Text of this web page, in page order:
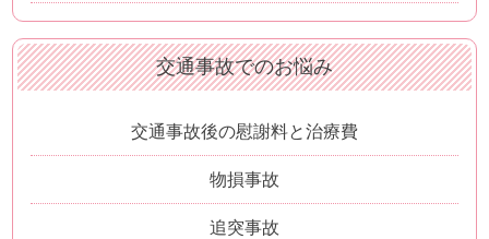
交通事故でのお悩み
交通事故後の慰謝料と治療費
物損事故
追突事故